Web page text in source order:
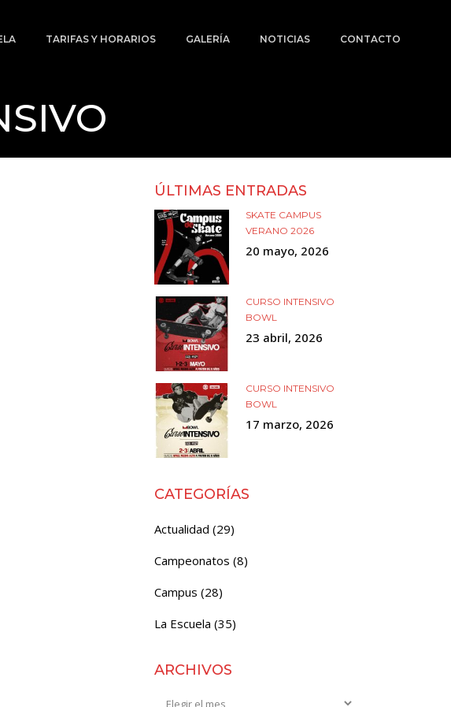
TARIFAS Y HORARIOS GALERÍA NOTICIAS CONTACTO
ÚLTIMAS ENTRADAS
SKATE CAMPUS
VERANO 2026
20 mayo, 2026
CURSO INTENSIVO
BOWL
23 abril, 2026
CURSO INTENSIVO
BOWL
17 marzo, 2026
CATEGORÍAS
Actualidad (29)
Campeonatos (8)
Campus (28)
La Escuela (35)
ARCHIVOS
Archivos